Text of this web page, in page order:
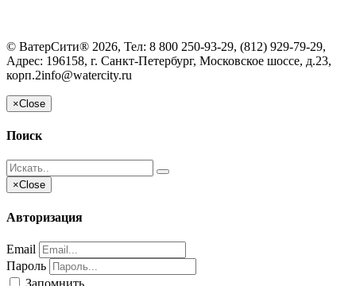
© ВатерСити® 2026, Тел: 8 800 250-93-29, (812) 929-79-29,
Адрес: 196158, г. Санкт-Петербург, Московское шоссе, д.23,
корп.2info@watercity.ru
×Close
Поиск
×Close
Авторизация
Email
Пароль
Запомнить